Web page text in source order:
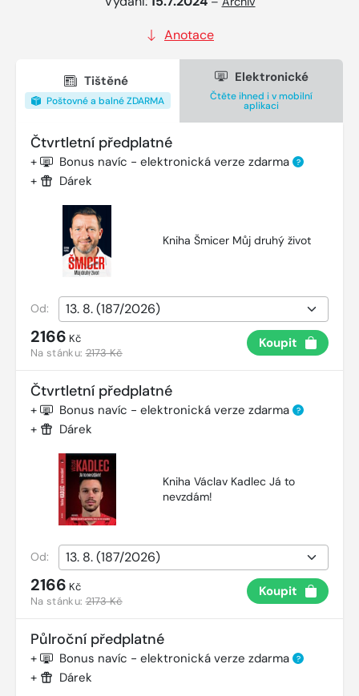
Anotace
Tištěné
Poštovné a balné ZDARMA
Elektronické
Čtěte ihned i v mobilní
aplikaci
Čtvrtletní předplatné
+ Bonus navíc - elektronická verze zdarma ?
+ Dárek
Kniha Šmicer Můj druhý život
Od:
2166 Kč
Na stánku:2173 Kč
Koupit
Čtvrtletní předplatné
+ Bonus navíc - elektronická verze zdarma ?
+ Dárek
Kniha Václav Kadlec Já to
nevzdám!
Od:
2166 Kč
Na stánku:2173 Kč
Koupit
Půlroční předplatné
+ Bonus navíc - elektronická verze zdarma ?
+ Dárek